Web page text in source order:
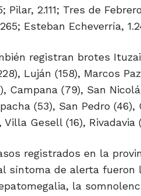
Pilar, 2.111; Tres de
Esteban Echeverría,
registran brotes
Luján (158), Marcos
Campana (79), San
(53), San Pedro
Villa Gesell (16), Rivadavia
registrados en la
síntoma de alerta
la